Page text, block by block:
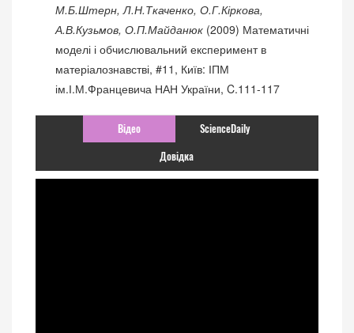
М.Б.Штерн, Л.Н.Ткаченко, О.Г.Кіркова,
А.В.Кузьмов, О.П.Майданюк (2009) Математичні
моделі і обчислювальний експеримент в
матеріалознавстві, #11, Київ: ІПМ
ім.І.М.Францевича НАН України, C.111-117
Відео ScienceDaily
Довідка